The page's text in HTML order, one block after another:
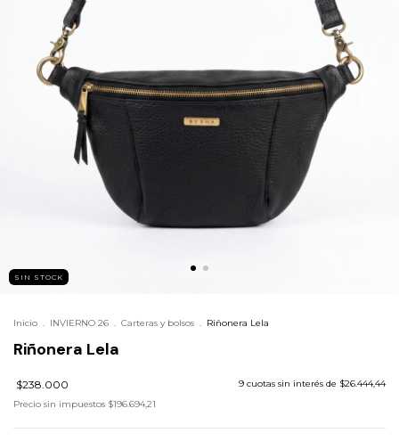
SIN STOCK
Inicio . INVIERNO 26 . Carteras y bolsos . Riñonera Lela
Riñonera Lela
$238.000 9 cuotas sin interés de $26.444,44
Precio sin impuestos $196.694,21